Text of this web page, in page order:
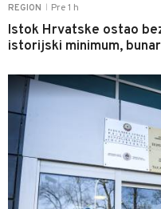
REGION Pre 1 h
Istok Hrvatske ostao
istorijski minimum,